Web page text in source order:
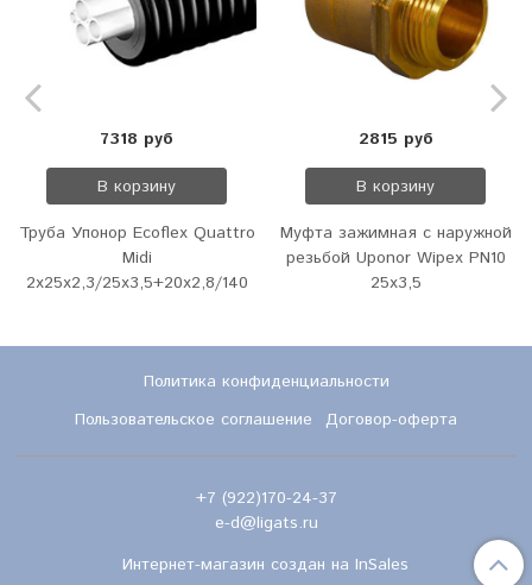
7318 руб
В корзину
Труба Упонор Ecoflex Quattro
Midi
2х25х2,3/25х3,5+20х2,8/140
2815 руб
В корзину
Муфта зажимная с наружной
резьбой Uponor Wipex PN10
25х3,5
Политика конфиденциальности
Пользовательское соглашение
Договор-оферта
+7 (922)170-24-37
e-d@ligats.ru
Интернет-магазин создан на InSales